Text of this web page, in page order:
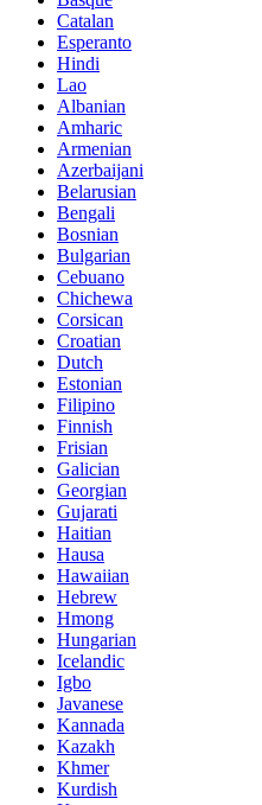
Catalan
Esperanto
Hindi
Lao
Albanian
Amharic
Armenian
Azerbaijani
Belarusian
Bengali
Bosnian
Bulgarian
Cebuano
Chichewa
Corsican
Croatian
Dutch
Estonian
Filipino
Finnish
Frisian
Galician
Georgian
Gujarati
Haitian
Hausa
Hawaiian
Hebrew
Hmong
Hungarian
Icelandic
Igbo
Javanese
Kannada
Kazakh
Khmer
Kurdish